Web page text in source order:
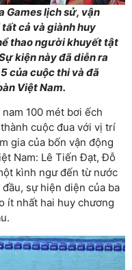
Games lịch sử, vận
cả và giành huy
thao người khuyết tật
kiện này đã diễn ra
của cuộc thi và đã
Việt Nam.
100 mét bơi ếch
cuộc đua với vị trí
gia của bốn vận động
Nam: Lê Tiến Đạt, Đỗ
kình ngư đến từ nước
sự hiện diện của ba
ít nhất hai huy chương